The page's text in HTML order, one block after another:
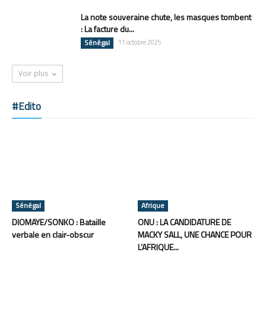
La note souveraine chute, les masques tombent
: La facture du...
Sénégal 11 octobre 2025
Voir plus
#Edito
Sénégal
DIOMAYE/SONKO : Bataille
verbale en clair-obscur
Afrique
ONU : LA CANDIDATURE DE
MACKY SALL, UNE CHANCE POUR
L’AFRIQUE...